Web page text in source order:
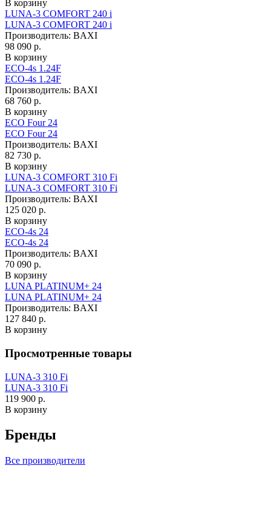
В корзину
LUNA-3 COMFORT 240 i
LUNA-3 COMFORT 240 i
Производитель: BAXI
98 090 р.
В корзину
ECO-4s 1.24F
ECO-4s 1.24F
Производитель: BAXI
68 760 р.
В корзину
ECO Four 24
ECO Four 24
Производитель: BAXI
82 730 р.
В корзину
LUNA-3 COMFORT 310 Fi
LUNA-3 COMFORT 310 Fi
Производитель: BAXI
125 020 р.
В корзину
ECO-4s 24
ECO-4s 24
Производитель: BAXI
70 090 р.
В корзину
LUNA PLATINUM+ 24
LUNA PLATINUM+ 24
Производитель: BAXI
127 840 р.
В корзину
Просмотренные товары
LUNA-3 310 Fi
LUNA-3 310 Fi
119 900 р.
В корзину
Бренды
Все производители